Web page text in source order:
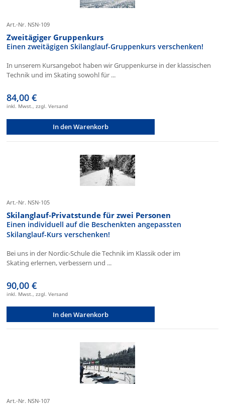
Art.-Nr. NSN-109
Zweitägiger Gruppenkurs
Einen zweitägigen Skilanglauf-Gruppenkurs verschenken!
In unserem Kursangebot haben wir Gruppenkurse in der klassischen
Technik und im Skating sowohl für ...
84,00 €
inkl. Mwst., zzgl. Versand
In den Warenkorb
Art.-Nr. NSN-105
Skilanglauf-Privatstunde für zwei Personen
Einen individuell auf die Beschenkten angepassten
Skilanglauf-Kurs verschenken!
Bei uns in der Nordic-Schule die Technik im Klassik oder im
Skating erlernen, verbessern und ...
90,00 €
inkl. Mwst., zzgl. Versand
In den Warenkorb
Art.-Nr. NSN-107